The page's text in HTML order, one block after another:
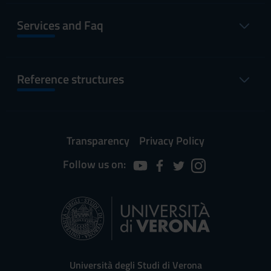
Services and Faq
Reference structures
Transparency
Privacy Policy
Follow us on:
Università degli Studi di Verona